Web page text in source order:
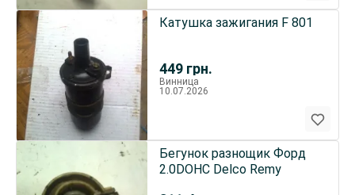
449 грн.
Катушка зажигания F 801
Винница
10.07.2026
Бегунок разнощик Форд
2.0DOHC Delco Remy